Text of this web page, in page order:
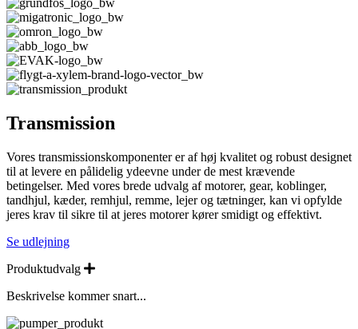
Transmission
Vores transmissionskomponenter er af høj kvalitet og robust designet
til at levere en pålidelig ydeevne under de mest krævende
betingelser. Med vores brede udvalg af motorer, gear, koblinger,
tandhjul, kæder, remhjul, remme, lejer og tætninger, kan vi opfylde
jeres krav til sikre til at jeres motorer kører smidigt og effektivt.
Se udlejning
Produktudvalg
Expand
Beskrivelse kommer snart...